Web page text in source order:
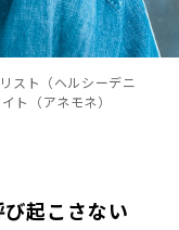
スト（ヘルシーデニ
（アネモネ）
起こさない